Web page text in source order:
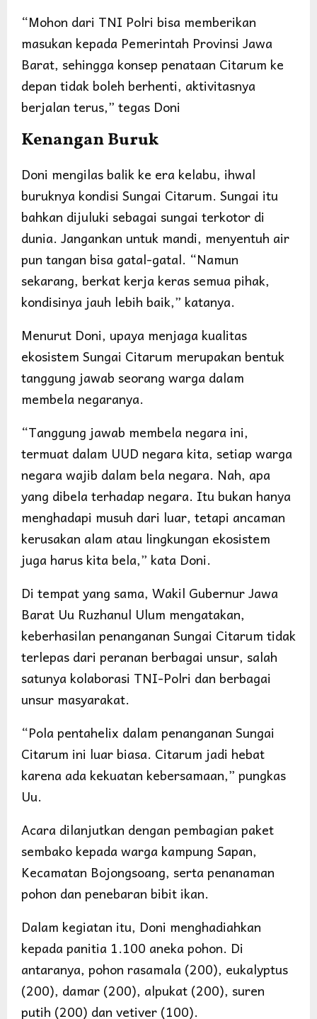
“Mohon dari TNI Polri bisa memberikan
masukan kepada Pemerintah Provinsi Jawa
Barat, sehingga konsep penataan Citarum ke
depan tidak boleh berhenti, aktivitasnya
berjalan terus,” tegas Doni
Kenangan Buruk
Doni mengilas balik ke era kelabu, ihwal
buruknya kondisi Sungai Citarum. Sungai itu
bahkan dijuluki sebagai sungai terkotor di
dunia. Jangankan untuk mandi, menyentuh air
pun tangan bisa gatal-gatal. “Namun
sekarang, berkat kerja keras semua pihak,
kondisinya jauh lebih baik,” katanya.
Menurut Doni, upaya menjaga kualitas
ekosistem Sungai Citarum merupakan bentuk
tanggung jawab seorang warga dalam
membela negaranya.
“Tanggung jawab membela negara ini,
termuat dalam UUD negara kita, setiap warga
negara wajib dalam bela negara. Nah, apa
yang dibela terhadap negara. Itu bukan hanya
menghadapi musuh dari luar, tetapi ancaman
kerusakan alam atau lingkungan ekosistem
juga harus kita bela,” kata Doni.
Di tempat yang sama, Wakil Gubernur Jawa
Barat Uu Ruzhanul Ulum mengatakan,
keberhasilan penanganan Sungai Citarum tidak
terlepas dari peranan berbagai unsur, salah
satunya kolaborasi TNI-Polri dan berbagai
unsur masyarakat.
“Pola pentahelix dalam penanganan Sungai
Citarum ini luar biasa. Citarum jadi hebat
karena ada kekuatan kebersamaan,” pungkas
Uu.
Acara dilanjutkan dengan pembagian paket
sembako kepada warga kampung Sapan,
Kecamatan Bojongsoang, serta penanaman
pohon dan penebaran bibit ikan.
Dalam kegiatan itu, Doni menghadiahkan
kepada panitia 1.100 aneka pohon. Di
antaranya, pohon rasamala (200), eukalyptus
(200), damar (200), alpukat (200), suren
putih (200) dan vetiver (100).